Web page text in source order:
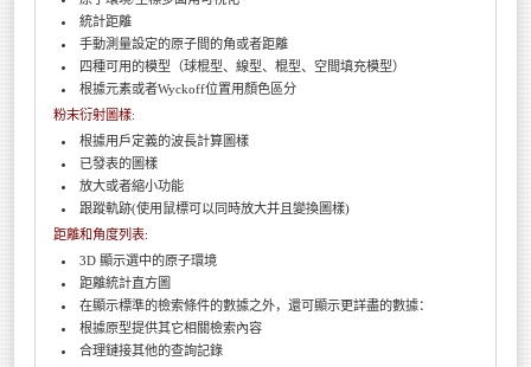
統計距離
手動測量設定的原子間的角或者距離
四種可用的模型（球棍型、線型、棍型、空間填充模型）
根據元素或者Wyckoff位置用顏色區分
粉末衍射圖樣:
根據用戶定義的波長計算圖樣
已發表的圖樣
放大或者縮小功能
跟蹤軌跡(使用鼠標可以同時放大并且變換圖樣)
距離和角度列表:
3D 顯示選中的原子環境
距離統計直方圖
在顯示標準的檢索條件的數據之外，還可顯示更詳盡的數據：
根據原型提供其它相關檢索內容
合理鏈接其他的查詢記錄